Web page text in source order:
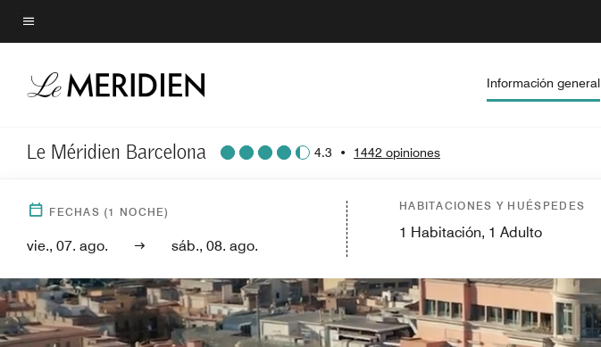
Skip
to
content
Texto del menú
Información general
Le Méridien Barcelona 4.3 • 1442 opiniones
FECHAS (1 NOCHE)
vie., 07. ago. sáb., 08. ago.
HABITACIONES Y HUÉSPEDES
1 Habitación, 1 Adulto